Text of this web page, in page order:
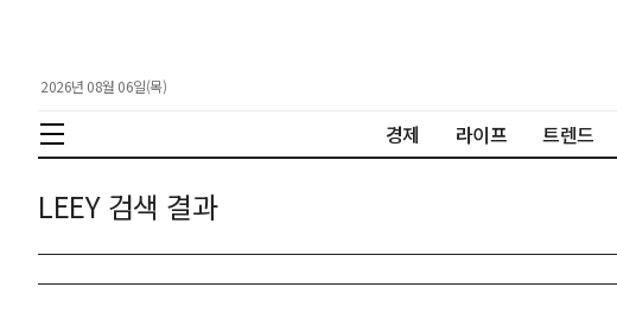
2026년 08월 06일(목)
경제 라이프 트렌드
LEEY 검색 결과